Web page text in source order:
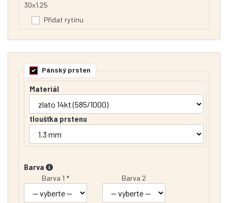
30x1.25
Přidat rytinu
Pánský prsten
Materiál
tloušťka prstenu
Barva
Barva 1 *
Barva 2